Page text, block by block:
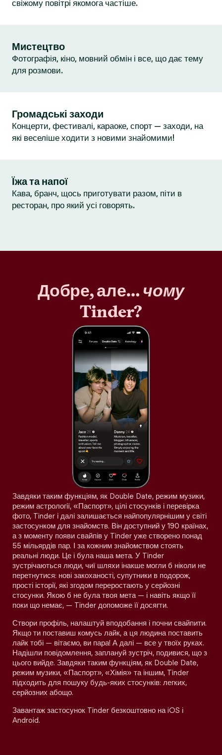
свіжому повітрі якомога частіше.
Мистецтво
Фотографія, кіно, мовний обмін і все, що дає тему
для розмови.
Громадські заходи
Концерти, фестивалі, караоке, спорт — заходи, на
які веселіше ходити з новими знайомими!
Їжа та напої
Кава, бранч, щось приготувати разом, піти в
ресторан, про який усі говорять.
Добре, але…чому
Tinder?
Завдяки таким функціям, як Double Date, режим музики,
режим астрології, «Паспорт», цілі стосунків і перевірка
фото, Tinder і далі залишається найпопулярнішим у світі
застосунком для знайомств. Він доступний у 190 країнах,
а з моменту появи свайпів у Tinder уже створено понад
55 мільярдів пар. І за кожним знайомством стоять
реальні люди. Це і була наша мета. У Tinder
зустрічаються люди, чиї шляхи інакше могли б ніколи не
перетнутися: нові закоханості, супутники в подорож,
прості історії, які згодом переростають у серйозні
стосунки. Якою б не була твоя мета — і навіть якщо її
поки що немає, — Tinder допоможе її досягти.
Створи профіль, налаштуй вподобання і почни свайпити.
Якщо ти поставиш комусь лайк, а ця людина поставить
лайк тобі — вітаємо, ви пара! А далі — все у твоїх руках.
Надішли повідомлення, заплануй зустріч, подивися, що з
цього вийде. Завдяки таким функціям, як Double Date,
режим музики, «Паспорт», «Хімія» та іншим, Tinder
підходить для пошуку будь-яких стосунків: легких,
серйозних абощо.
Завантаж застосунок Tinder безкоштовно на iOS і
Android.